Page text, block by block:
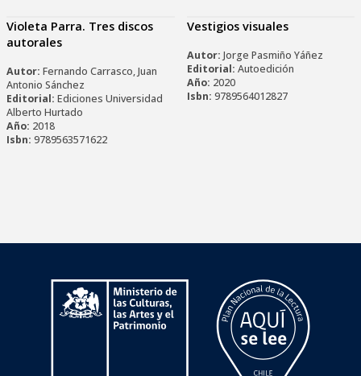
Violeta Parra. Tres discos
autorales
Autor: Fernando Carrasco, Juan
Antonio Sánchez
Editorial: Ediciones Universidad
Alberto Hurtado
Año: 2018
Isbn: 9789563571622
Vestigios visuales
Autor: Jorge Pasmiño Yáñez
Editorial: Autoedición
Año: 2020
Isbn: 9789564012827